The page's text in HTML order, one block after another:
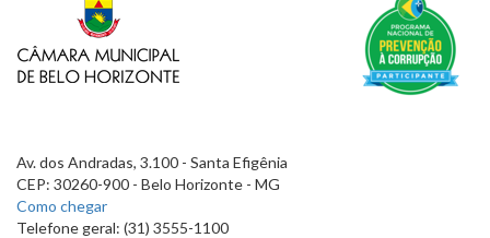
Av. dos Andradas, 3.100 - Santa Efigênia
CEP: 30260-900 - Belo Horizonte - MG
Como chegar
Telefone geral: (31) 3555-1100